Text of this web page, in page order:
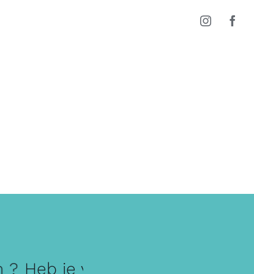
Heb je vragen of opmerkingen ?